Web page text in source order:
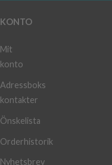
KONTO
Mit
konto
Adressboks
kontakter
Önskelista
Orderhistorik
Nyhetsbrev